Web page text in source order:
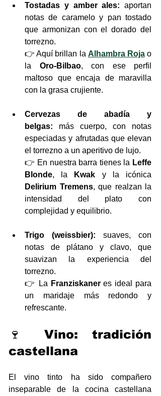
Tostadas y amber ales: aportan
notas de caramelo y pan tostado
que armonizan con el dorado del
torrezno.
👉 Aquí brillan la Alhambra Roja o
la Oro-Bilbao, con ese perfil
maltoso que encaja de maravilla
con la grasa crujiente.
Cervezas de abadía y
belgas: más cuerpo, con notas
especiadas y afrutadas que elevan
el torrezno a un aperitivo de lujo.
👉 En nuestra barra tienes la Leffe
Blonde, la Kwak
Delirium Tremens, que realzan la
intensidad del plato con
complejidad y equilibrio.
Trigo (weissbier): suaves, con
notas de plátano y clavo, que
suavizan la experiencia del
torrezno.
👉 La Franziskaner es ideal para
un maridaje más redondo y
refrescante.
🍷 Vino: tradición
castellana
El vino tinto ha sido compañero
inseparable de la cocina castellana